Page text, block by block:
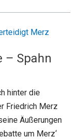
– Spahn
hinter die
Friedrich Merz
Äußerungen
um Merz‘